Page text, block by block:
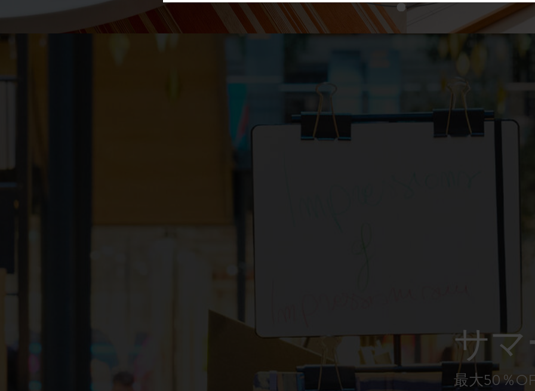
アカデミック・プランナー
ISSEY MIYAKE | モレスキン のコレク
ション
ナサにインスパイアされたコレクショ
ン
ピーナッツ限定コレクション
Mardi Mercredi × モレスキン
ハリー・ポッターの呪文コレクションサ
最大50％